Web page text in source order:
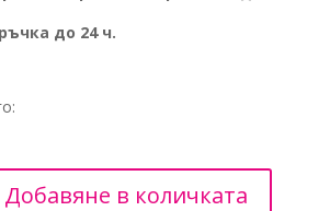
до 24 ч.
Добавяне в количката